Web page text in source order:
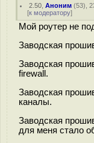
2.50 ,Аноним (53),
[к модератору]
Мой роутер не
Заводская
Заводская
firewall.
Заводская
каналы.
Заводская
для меня стало